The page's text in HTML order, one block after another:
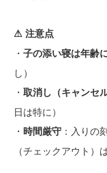
⚠ 注意点
・ 子の添い寝は年齢
し）
・ 取消し（キャンセ
日は特に）
・ 時間厳守 ：入りの
（チェックアウト）